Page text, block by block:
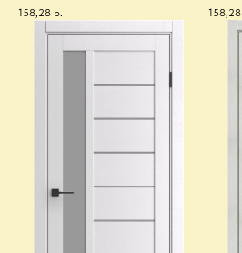
158,28 р. 158,28